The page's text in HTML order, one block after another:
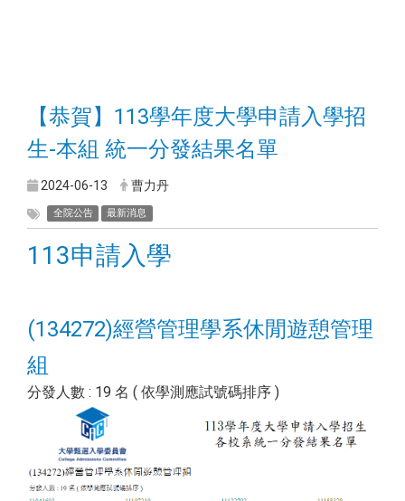
【恭賀】113學年度大學申請入學招
生-本組 統一分發結果名單
2024-06-13 曹力丹
全院公告 最新消息
113申請入學
(134272)經營管理學系休閒遊憩管理
組
分發人數 : 19 名 ( 依學測應試號碼排序 )